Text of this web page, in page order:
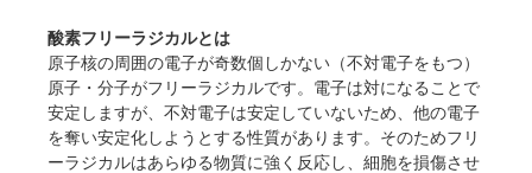
酸素フリーラジカルとは
原子核の周囲の電子が奇数個しかない（不対電子をもつ）
原子・分子がフリーラジカルです。電子は対になることで
安定しますが、不対電子は安定していないため、他の電子
を奪い安定化しようとする性質があります。そのためフリ
ーラジカルはあらゆる物質に強く反応し、細胞を損傷させ